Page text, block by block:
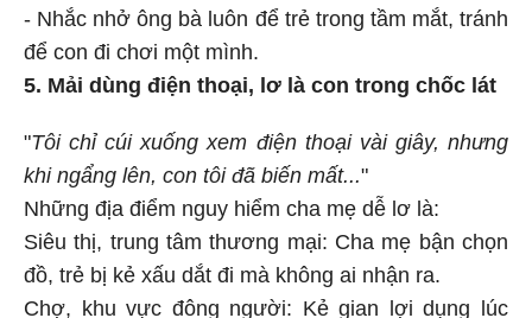
- Nhắc nhở ông bà luôn để trẻ trong tầm mắt, tránh
để con đi chơi một mình.
5. Mải dùng điện thoại, lơ là con trong chốc lát
"Tôi chỉ cúi xuống xem điện thoại vài giây, nhưng
khi ngẩng lên, con tôi đã biến mất... "
Những địa điểm nguy hiểm cha mẹ dễ lơ là:
Siêu thị, trung tâm thương mại: Cha mẹ bận chọn
đồ, trẻ bị kẻ xấu dắt đi mà không ai nhận ra.
Chợ, khu vực đông người: Kẻ gian lợi dụng lúc